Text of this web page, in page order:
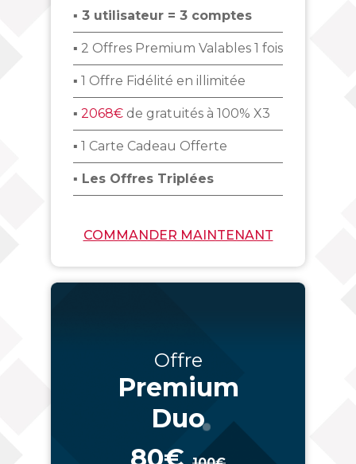
Offre
Premium
Duo
▪ 3 utilisateur = 3 comptes
▪ 2 Offres Premium Valables 1 fois
▪ 1 Offre Fidélité en illimitée
▪ 2068€ de gratuités à 100% X3
▪ 1 Carte Cadeau Offerte
▪ Les Offres Triplées
COMMANDER MAINTENANT